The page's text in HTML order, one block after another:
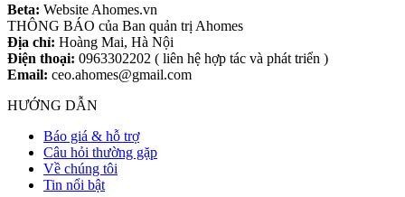
Beta: Website Ahomes.vn
THÔNG BÁO của Ban quản trị Ahomes
Địa chỉ: Hoàng Mai, Hà Nội
Điện thoại: 0963302202 ( liên hệ hợp tác và phát triển )
Email: ceo.ahomes@gmail.com
HƯỚNG DẪN
Báo giá & hỗ trợ
Câu hỏi thường gặp
Về chúng tôi
Tin nổi bật